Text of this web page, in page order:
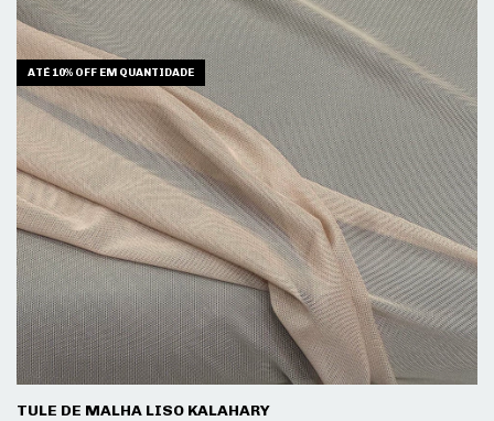
ATÉ 10% OFF EM QUANTIDADE
TULE DE MALHA LISO KALAHARY